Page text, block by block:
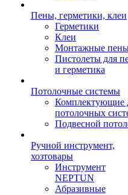
Пены, герметики, клеи
Герметики
Клеи
Монтажные
Пистолеты для
и герметика
Потолочные системы
Комплектующие
потолочных
Подвесной
Ручной инструмент,
хозтовары
Инструмент
NEPTUN
Абразивные